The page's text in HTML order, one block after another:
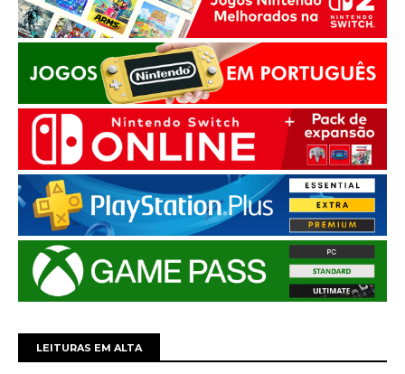
LEITURAS EM ALTA